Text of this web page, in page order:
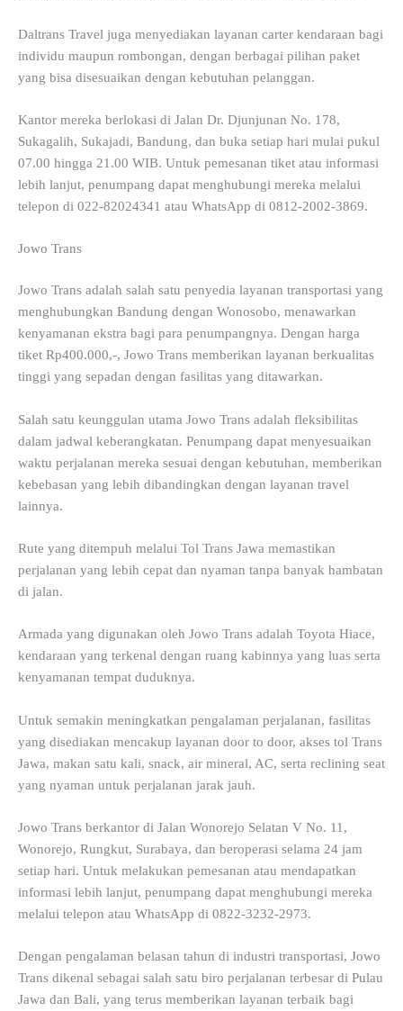
Daltrans Travel juga menyediakan layanan carter kendaraan bagi
individu maupun rombongan, dengan berbagai pilihan paket
yang bisa disesuaikan dengan kebutuhan pelanggan.
Kantor mereka berlokasi di Jalan Dr. Djunjunan No. 178,
Sukagalih, Sukajadi, Bandung, dan buka setiap hari mulai pukul
07.00 hingga 21.00 WIB. Untuk pemesanan tiket atau informasi
lebih lanjut, penumpang dapat menghubungi mereka melalui
telepon di 022-82024341 atau WhatsApp di 0812-2002-3869.
Jowo Trans
Jowo Trans adalah salah satu penyedia layanan transportasi yang
menghubungkan Bandung dengan Wonosobo, menawarkan
kenyamanan ekstra bagi para penumpangnya. Dengan harga
tiket Rp400.000,-, Jowo Trans memberikan layanan berkualitas
tinggi yang sepadan dengan fasilitas yang ditawarkan.
Salah satu keunggulan utama Jowo Trans adalah fleksibilitas
dalam jadwal keberangkatan. Penumpang dapat menyesuaikan
waktu perjalanan mereka sesuai dengan kebutuhan, memberikan
kebebasan yang lebih dibandingkan dengan layanan travel
lainnya.
Rute yang ditempuh melalui Tol Trans Jawa memastikan
perjalanan yang lebih cepat dan nyaman tanpa banyak hambatan
di jalan.
Armada yang digunakan oleh Jowo Trans adalah Toyota Hiace,
kendaraan yang terkenal dengan ruang kabinnya yang luas serta
kenyamanan tempat duduknya.
Untuk semakin meningkatkan pengalaman perjalanan, fasilitas
yang disediakan mencakup layanan door to door, akses tol Trans
Jawa, makan satu kali, snack, air mineral, AC, serta reclining seat
yang nyaman untuk perjalanan jarak jauh.
Jowo Trans berkantor di Jalan Wonorejo Selatan V No. 11,
Wonorejo, Rungkut, Surabaya, dan beroperasi selama 24 jam
setiap hari. Untuk melakukan pemesanan atau mendapatkan
informasi lebih lanjut, penumpang dapat menghubungi mereka
melalui telepon atau WhatsApp di 0822-3232-2973.
Dengan pengalaman belasan tahun di industri transportasi, Jowo
Trans dikenal sebagai salah satu biro perjalanan terbesar di Pulau
Jawa dan Bali, yang terus memberikan layanan terbaik bagi